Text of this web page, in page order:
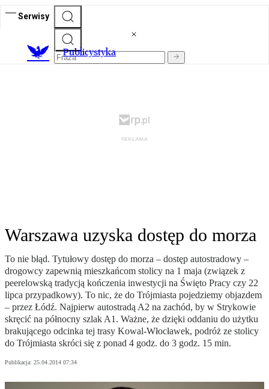
Serwisy
Publicystyka
Warszawa uzyska dostęp do morza
To nie błąd. Tytułowy dostęp do morza – dostęp autostradowy –
drogowcy zapewnią mieszkańcom stolicy na 1 maja (związek z
peerelowską tradycją kończenia inwestycji na Święto Pracy czy 22
lipca przypadkowy). To nic, że do Trójmiasta pojedziemy objazdem
– przez Łódź. Najpierw autostradą A2 na zachód, by w Strykowie
skręcić na północny szlak A1. Ważne, że dzięki oddaniu do użytku
brakującego odcinka tej trasy Kowal-Włocławek, podróż ze stolicy
do Trójmiasta skróci się z ponad 4 godz. do 3 godz. 15 min.
Publikacja: 25.04.2014 07:34